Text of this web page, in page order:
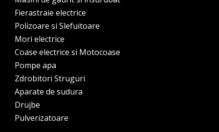
Fierastraie electrice
Polizoare si Slefuitoare
Mori electrice
Coase electrice si Motocoase
Pompe apa
Zdrobitori Struguri
Aparate de sudura
Drujbe
Pulverizatoare